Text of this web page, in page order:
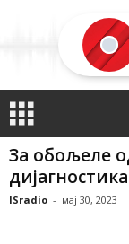
За обољеле
дијагностика
ISradio - мај 30, 2023